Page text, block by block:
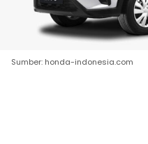
Sumber: honda-indonesia.com